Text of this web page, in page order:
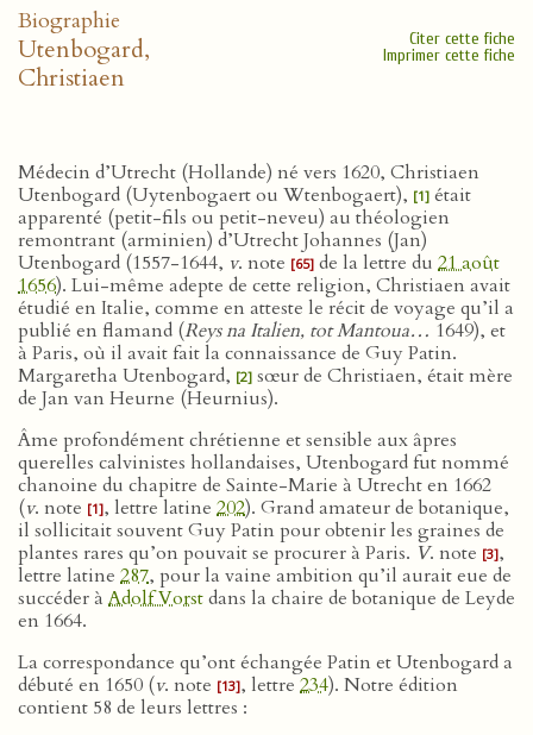
Biographie
Utenbogard,
Christiaen
Citer cette fiche
Imprimer cette fiche
Médecin d’Utrecht (Hollande) né vers 1620, Christiaen
Utenbogard (Uytenbogaert ou Wtenbogaert), [1] était
apparenté (petit-fils ou petit-neveu) au théologien
remontrant (arminien) d’Utrecht Johannes (Jan)
Utenbogard (1557-1644, v. note [65] de la lettre du 21 août
1656). Lui-même adepte de cette religion, Christiaen avait
étudié en Italie, comme en atteste le récit de voyage qu’il a
publié en flamand (Reys na Italien, tot Mantoua… 1649), et
à Paris, où il avait fait la connaissance de Guy Patin.
Margaretha Utenbogard, [2] sœur de Christiaen, était mère
de Jan van Heurne (Heurnius).
Âme profondément chrétienne et sensible aux âpres
querelles calvinistes hollandaises, Utenbogard fut nommé
chanoine du chapitre de Sainte-Marie à Utrecht en 1662
(v. note [1], lettre latine 202). Grand amateur de botanique,
il sollicitait souvent Guy Patin pour obtenir les graines de
plantes rares qu’on pouvait se procurer à Paris. V. note [3],
lettre latine 287, pour la vaine ambition qu’il aurait eue de
succéder àAdolf Vorstdans la chaire de botanique de Leyde
en 1664.
La correspondance qu’ont échangée Patin et Utenbogard a
débuté en 1650 (v. note [13], lettre 234). Notre édition
contient 58 de leurs lettres :